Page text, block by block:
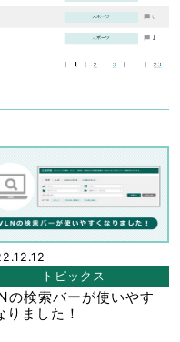
トピックス
の検索バーが使いやす
りました！